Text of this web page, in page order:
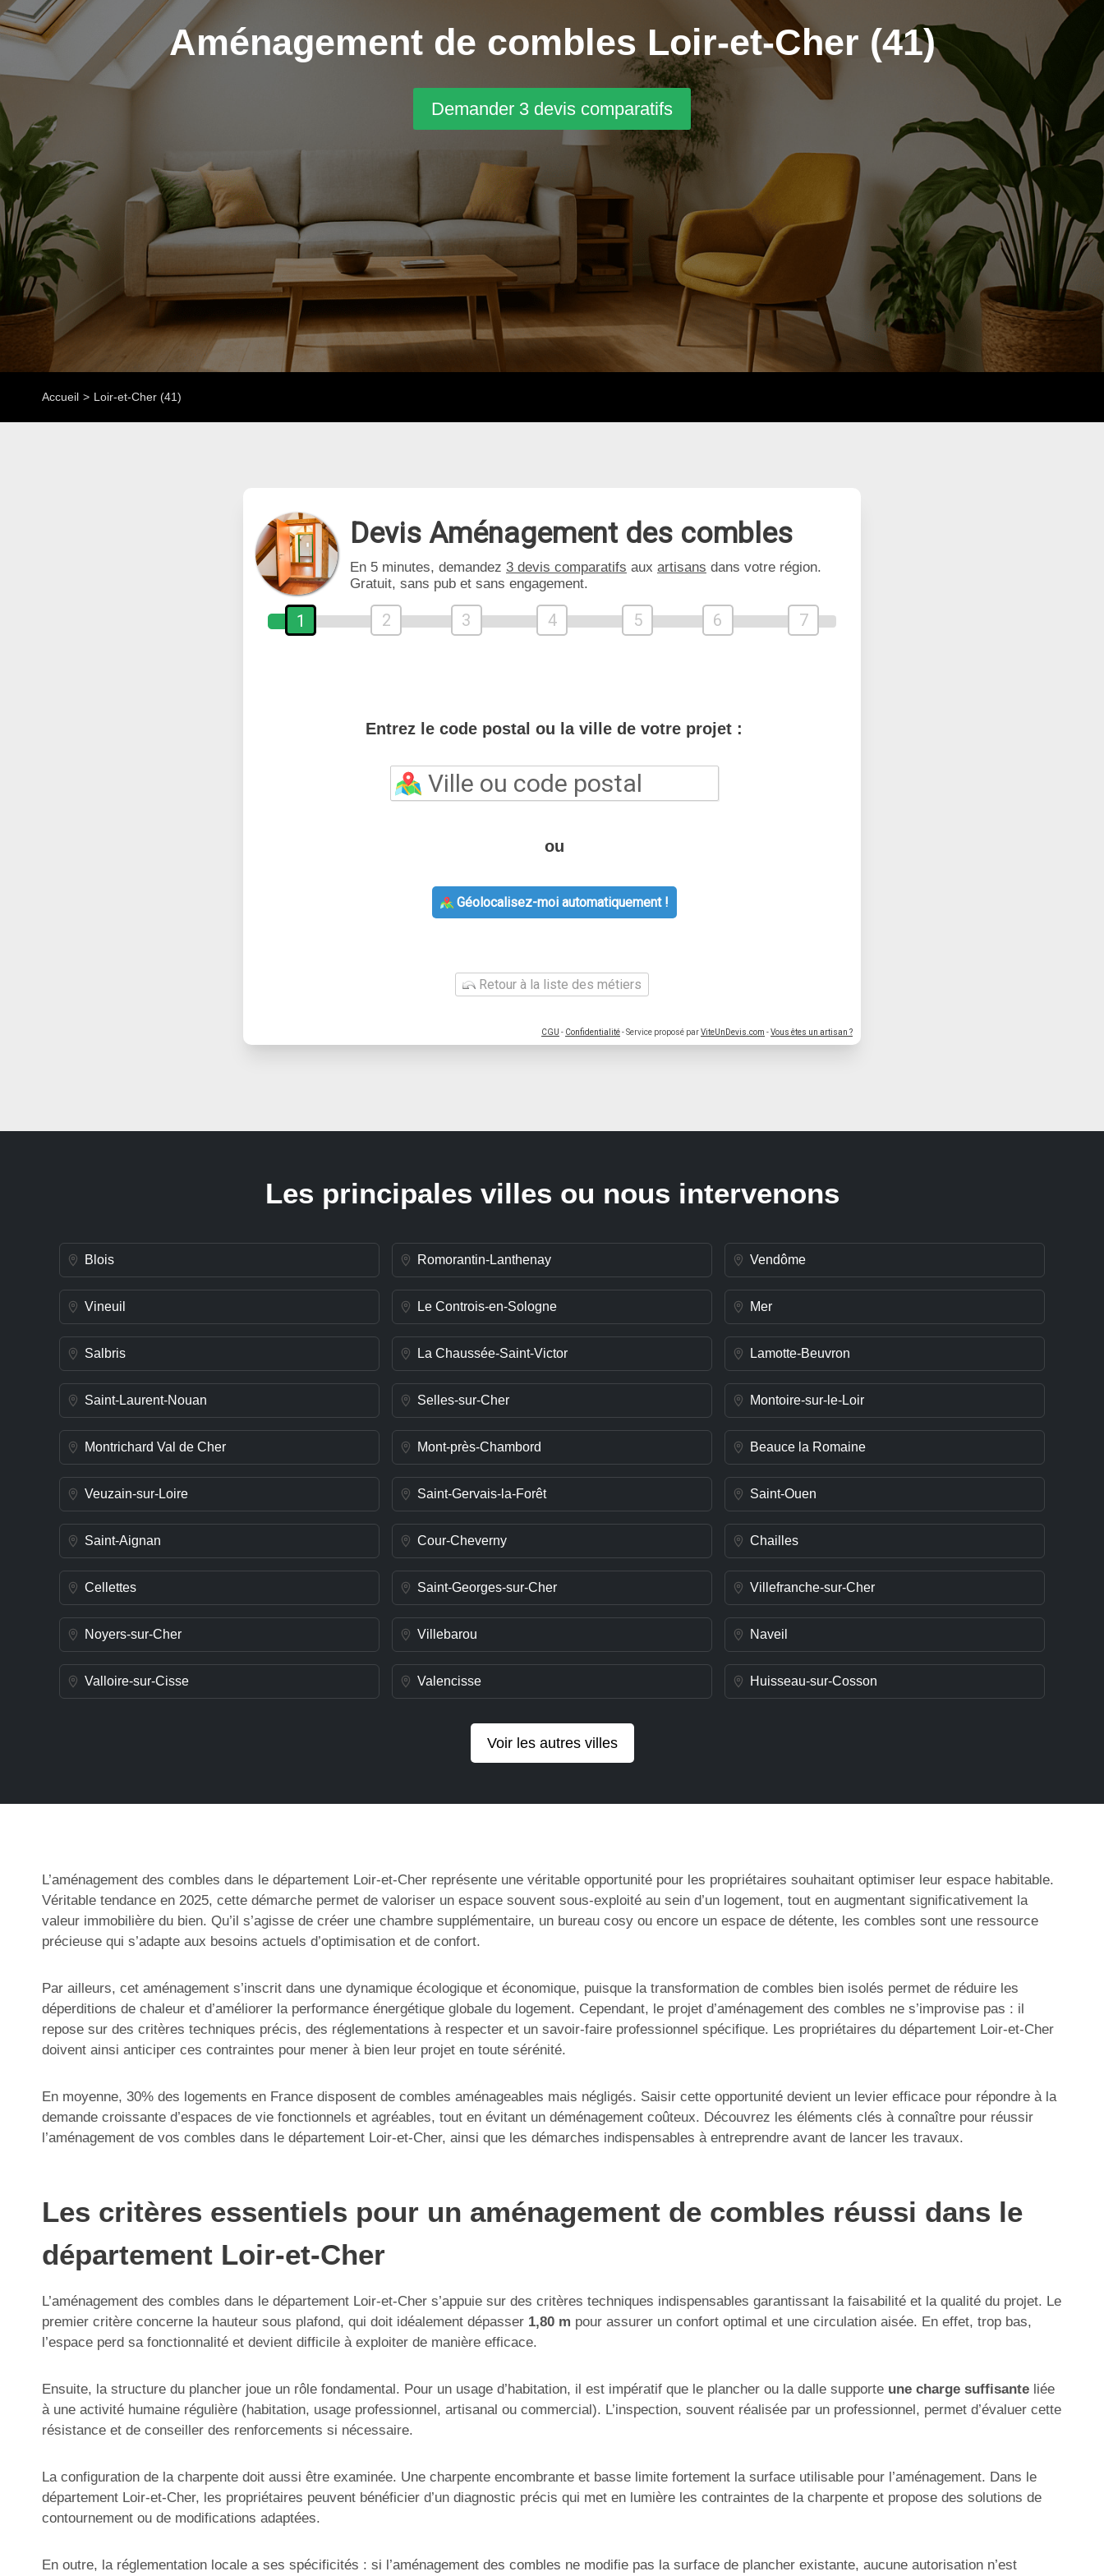
Aménagement de combles Loir-et-Cher (41)
Demander 3 devis comparatifs
Accueil Loir-et-Cher (41)
Devis Aménagement des combles
En 5 minutes, demandez 3 devis comparatifs aux artisans dans votre région.
Gratuit, sans pub et sans engagement.
1 2 3 4 5 6 7
Entrez le code postal ou la ville de votre projet :
ou
Géolocalisez-moi automatiquement !
Retour à la liste des métiers
CGU - Confidentialité- Service proposé parViteUnDevis.com -Vous êtes un artisan ?
Les principales villes ou nous intervenons
Blois Romorantin-Lanthenay Vendôme
Vineuil Le Controis-en-Sologne Mer
Salbris La Chaussée-Saint-Victor Lamotte-Beuvron
Saint-Laurent-Nouan Selles-sur-Cher Montoire-sur-le-Loir
Montrichard Val de Cher Mont-près-Chambord Beauce la Romaine
Veuzain-sur-Loire Saint-Gervais-la-Forêt Saint-Ouen
Saint-Aignan Cour-Cheverny Chailles
Cellettes Saint-Georges-sur-Cher Villefranche-sur-Cher
Noyers-sur-Cher Villebarou Naveil
Valloire-sur-Cisse Valencisse Huisseau-sur-Cosson
Voir les autres villes
L’aménagement des combles dans le département Loir-et-Cher représente une véritable opportunité pour les propriétaires souhaitant optimiser leur espace habitable.
Véritable tendance en 2025, cette démarche permet de valoriser un espace souvent sous-exploité au sein d’un logement, tout en augmentant significativement la
valeur immobilière du bien. Qu’il s’agisse de créer une chambre supplémentaire, un bureau cosy ou encore un espace de détente, les combles sont une ressource
précieuse qui s’adapte aux besoins actuels d’optimisation et de confort.
Par ailleurs, cet aménagement s’inscrit dans une dynamique écologique et économique, puisque la transformation de combles bien isolés permet de réduire les
déperditions de chaleur et d’améliorer la performance énergétique globale du logement. Cependant, le projet d’aménagement des combles ne s’improvise pas : il
repose sur des critères techniques précis, des réglementations à respecter et un savoir-faire professionnel spécifique. Les propriétaires du département Loir-et-Cher
doivent ainsi anticiper ces contraintes pour mener à bien leur projet en toute sérénité.
En moyenne, 30% des logements en France disposent de combles aménageables mais négligés. Saisir cette opportunité devient un levier efficace pour répondre à la
demande croissante d’espaces de vie fonctionnels et agréables, tout en évitant un déménagement coûteux. Découvrez les éléments clés à connaître pour réussir
l’aménagement de vos combles dans le département Loir-et-Cher, ainsi que les démarches indispensables à entreprendre avant de lancer les travaux.
Les critères essentiels pour un aménagement de combles réussi dans le
département Loir-et-Cher
L’aménagement des combles dans le département Loir-et-Cher s’appuie sur des critères techniques indispensables garantissant la faisabilité et la qualité du projet. Le
premier critère concerne la hauteur sous plafond, qui doit idéalement dépasser 1,80 m pour assurer un confort optimal et une circulation aisée. En effet, trop bas,
l’espace perd sa fonctionnalité et devient difficile à exploiter de manière efficace.
Ensuite, la structure du plancher joue un rôle fondamental. Pour un usage d’habitation, il est impératif que le plancher ou la dalle supporte une charge suffisante liée
à une activité humaine régulière (habitation, usage professionnel, artisanal ou commercial). L’inspection, souvent réalisée par un professionnel, permet d’évaluer cette
résistance et de conseiller des renforcements si nécessaire.
La configuration de la charpente doit aussi être examinée. Une charpente encombrante et basse limite fortement la surface utilisable pour l’aménagement. Dans le
département Loir-et-Cher, les propriétaires peuvent bénéficier d’un diagnostic précis qui met en lumière les contraintes de la charpente et propose des solutions de
contournement ou de modifications adaptées.
En outre, la réglementation locale a ses spécificités : si l’aménagement des combles ne modifie pas la surface de plancher existante, aucune autorisation n’est